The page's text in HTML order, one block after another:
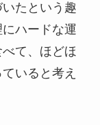
たという趣
ハードな運
て、ほどほ
いると考え